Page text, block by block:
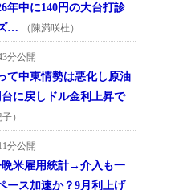
年中に140円の大台打診
…
（陳満咲杜）
分公開
て中東情勢は悪化し原油
に戻しドル金利上昇で
）
分公開
晩米雇用統計→介入も一
ース加速か？9月利上げ